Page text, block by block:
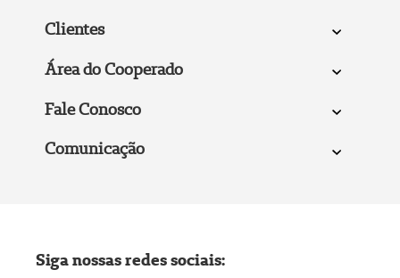
Clientes
Área do Cooperado
Fale Conosco
Comunicação
Siga nossas redes sociais: